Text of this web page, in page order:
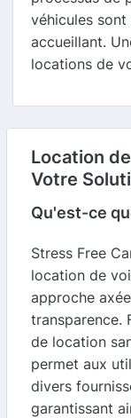
véhicules
accueillant.
locations de
Location
Votre
Qu'est-ce
Stress Free
location de
approche
transparence.
de location
permet aux
divers
garantissant